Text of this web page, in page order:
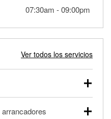
07:30am -09:00pm
Ver todos los servicios
comerciales y